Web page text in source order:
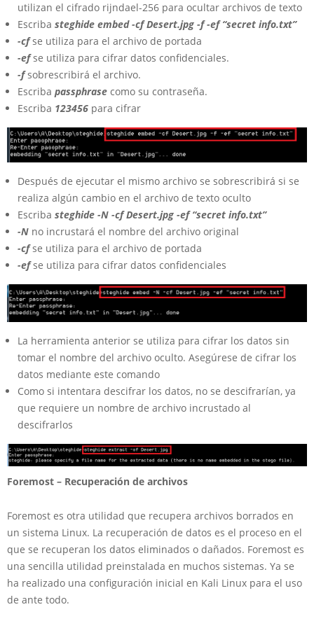
utilizan el cifrado rijndael-256 para ocultar archivos de texto
Escriba steghide embed -cf Desert.jpg -f -ef “secret info.txt”
-cfse utiliza para el archivo de portada
-efse utiliza para cifrar datos confidenciales.
-fsobrescribirá el archivo.
Escriba passphrase como su contraseña.
Escriba 123456 para cifrar
Después de ejecutar el mismo archivo se sobrescribirá si se
realiza algún cambio en el archivo de texto oculto
Escriba steghide -N -cf Desert.jpg -ef “secret info.txt”
-N no incrustará el nombre del archivo original
-cfse utiliza para el archivo de portada
-efse utiliza para cifrar datos confidenciales
La herramienta anterior se utiliza para cifrar los datos sin
tomar el nombre del archivo oculto. Asegúrese de cifrar los
datos mediante este comando
Como si intentara descifrar los datos, no se descifrarían, ya
que requiere un nombre de archivo incrustado al
descifrarlos
Foremost – Recuperación de archivos
Foremost es otra utilidad que recupera archivos borrados en
un sistema Linux. La recuperación de datos es el proceso en el
que se recuperan los datos eliminados o dañados. Foremost es
una sencilla utilidad preinstalada en muchos sistemas. Ya se
ha realizado una configuración inicial en Kali Linux para el uso
de ante todo.